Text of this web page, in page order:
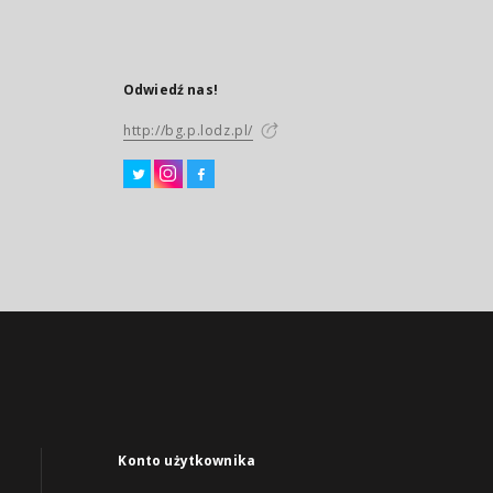
Odwiedź nas!
http://bg.p.lodz.pl/
Konto użytkownika